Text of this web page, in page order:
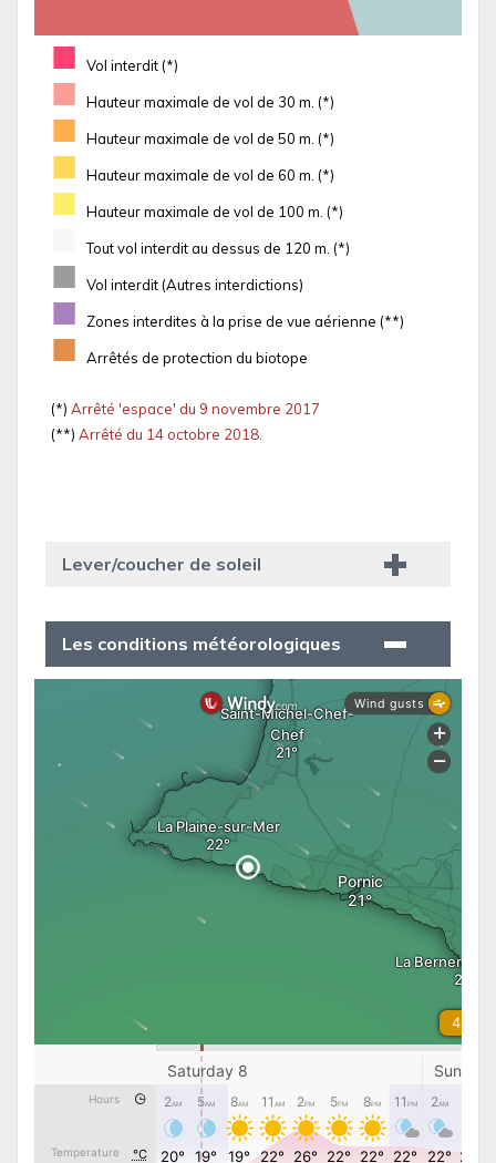
■ Vol interdit (*)
■ Hauteur maximale de vol de 30 m. (*)
■ Hauteur maximale de vol de 50 m. (*)
■ Hauteur maximale de vol de 60 m. (*)
■ Hauteur maximale de vol de 100 m. (*)
Tout vol interdit au dessus de 120 m. (*)
■ Vol interdit (Autres interdictions)
■ Zones interdites à la prise de vue aérienne (**)
■ Arrêtés de protection du biotope
(*) Arrêté 'espace' du 9 novembre 2017
(**) Arrêté du 14 octobre 2018.
Lever/coucher de soleil
Les conditions météorologiques